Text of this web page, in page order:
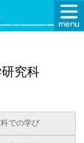
究科
での学び